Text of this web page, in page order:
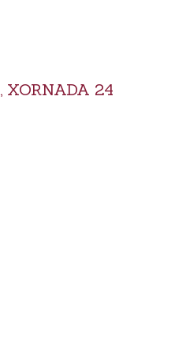
, XORNADA 24